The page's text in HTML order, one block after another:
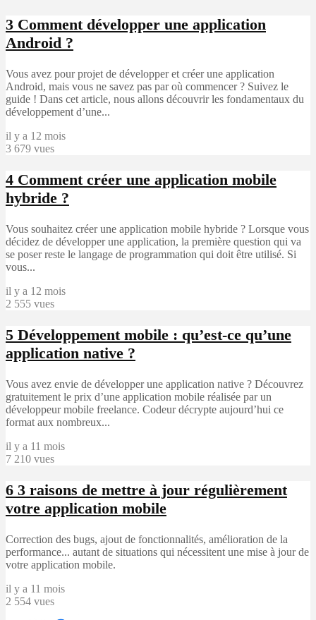
3 Comment développer une application
Android ?
Vous avez pour projet de développer et créer une application
Android, mais vous ne savez pas par où commencer ? Suivez le
guide ! Dans cet article, nous allons découvrir les fondamentaux du
développement d’une...
il y a 12 mois
3 679 vues
4 Comment créer une application mobile
hybride ?
Vous souhaitez créer une application mobile hybride ? Lorsque vous
décidez de développer une application, la première question qui va
se poser reste le langage de programmation qui doit être utilisé. Si
vous...
il y a 12 mois
2 555 vues
5 Développement mobile : qu’est-ce qu’une
application native ?
Vous avez envie de développer une application native ? Découvrez
gratuitement le prix d’une application mobile réalisée par un
développeur mobile freelance. Codeur décrypte aujourd’hui ce
format aux nombreux...
il y a 11 mois
7 210 vues
6 3 raisons de mettre à jour régulièrement
votre application mobile
Correction des bugs, ajout de fonctionnalités, amélioration de la
performance... autant de situations qui nécessitent une mise à jour de
votre application mobile.
il y a 11 mois
2 554 vues